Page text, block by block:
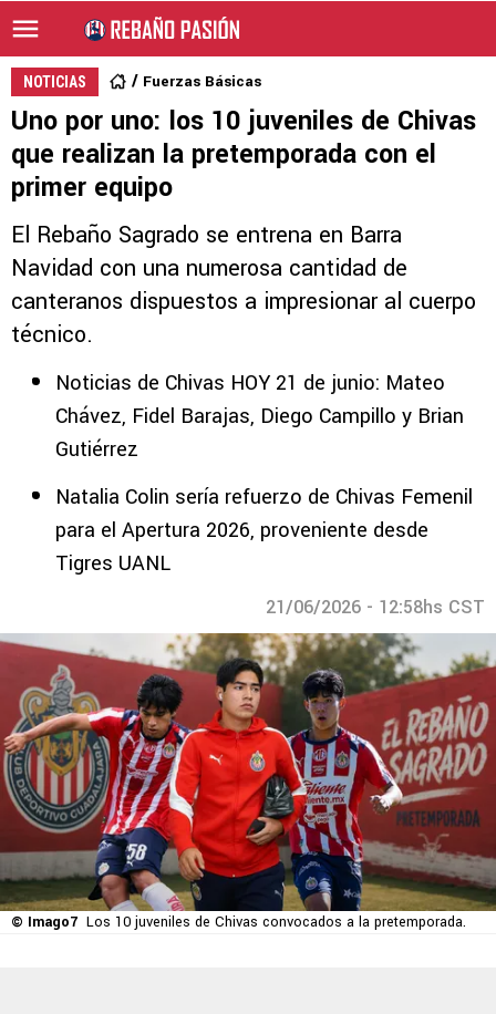
NOTICIAS Fuerzas Básicas
Uno por uno: los 10 juveniles de Chivas
que realizan la pretemporada con el
primer equipo
El Rebaño Sagrado se entrena en Barra
Navidad con una numerosa cantidad de
canteranos dispuestos a impresionar al cuerpo
técnico.
Noticias de Chivas HOY 21 de junio: Mateo
Chávez, Fidel Barajas, Diego Campillo y Brian
Gutiérrez
Natalia Colin sería refuerzo de Chivas Femenil
para el Apertura 2026, proveniente desde
Tigres UANL
21/06/2026 - 12:58hs CST
© Imago7 Los 10 juveniles de Chivas convocados a la pretemporada.